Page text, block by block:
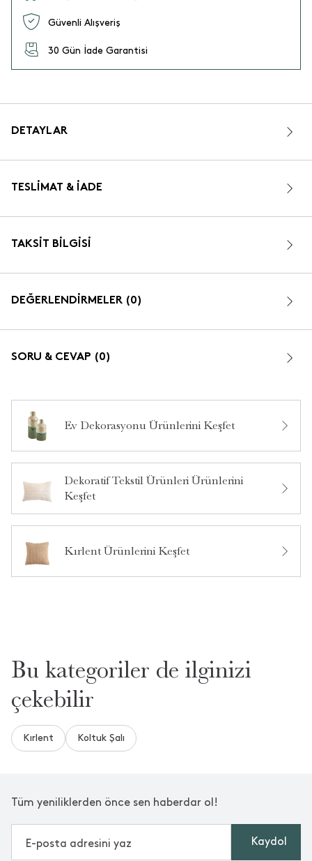
Güvenli Alışveriş
30 Gün İade Garantisi
DETAYLAR
TESLIMAT & İADE
TAKSIT BILGISI
DEĞERLENDİRMELER (0)
SORU & CEVAP (0)
Bu ürün hakkında daha önce hiç soru sorulmamış.
Ürün Hakkında Soru Sor
Ev Dekorasyonu Ürünlerini Keşfet
Dekoratif Tekstil Ürünleri Ürünlerini
Keşfet
Kırlent Ürünlerini Keşfet
Bu kategoriler de ilginizi
çekebilir
Kırlent Koltuk Şalı
Tüm yeniliklerden önce sen haberdar ol!
Kaydol